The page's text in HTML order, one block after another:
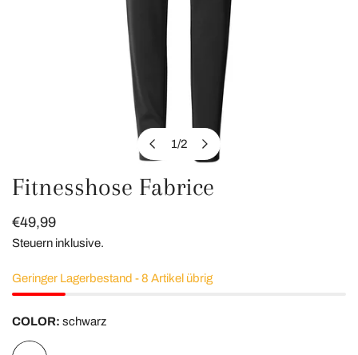
1/
von
2
ÖFFNEN SIE MEDIEN IN DER GALERIEANSICHT
Fitnesshose Fabrice
Regulärer
Preis
€49,99
Steuern inklusive.
Geringer Lagerbestand - 8 Artikel übrig
COLOR: schwarz